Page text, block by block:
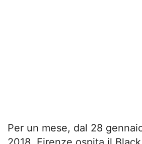
Per un mese, dal 28